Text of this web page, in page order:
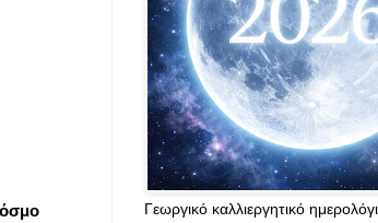
Γεωργικό καλλιεργητικό